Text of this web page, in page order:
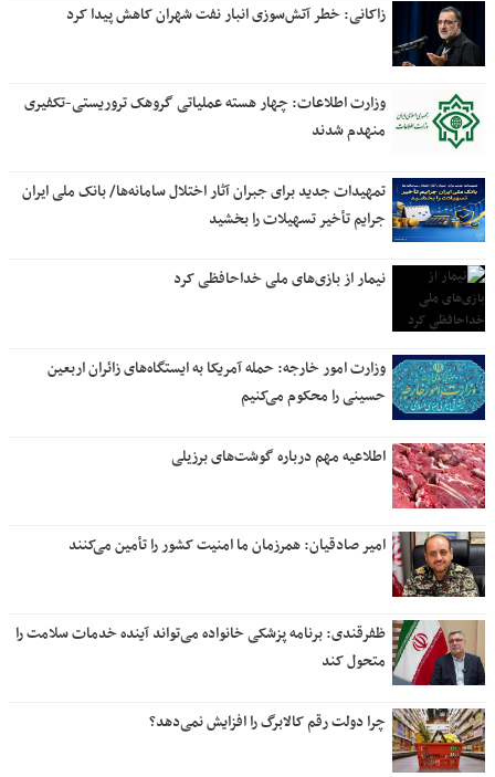
زاکانی: خطر آتش‌سوزی انبار نفت شهران کاهش پیدا کرد
وزارت اطلاعات: چهار هسته‌ عملیاتی گروهک‌ تروریستی-تکفیری
منهدم شدند
تمهیدات جدید برای جبران آثار اختلال سامانه‌ها/ بانک ملی ایران
جرایم تأخیر تسهیلات را بخشید
نیمار از بازی‌های ملی خداحافظی کرد
وزارت امور خارجه: حمله آمریکا به ایستگاه‌های زائران اربعین
حسینی را محکوم می‌کنیم
اطلاعیه مهم درباره گوشت‌های برزیلی
امیر صادقیان: همرزمان ما امنیت کشور را تأمین می‌کنند
ظفرقندی: برنامه پزشکی خانواده می‌تواند آینده خدمات سلامت را
متحول کند
چرا دولت رقم کالابرگ را افزایش نمی‌دهد؟